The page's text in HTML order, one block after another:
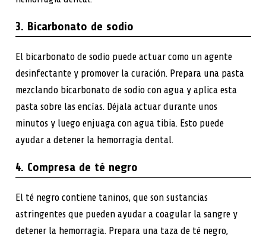
3. Bicarbonato de sodio
El bicarbonato de sodio puede actuar como un agente
desinfectante y promover la curación. Prepara una pasta
mezclando bicarbonato de sodio con agua y aplica esta
pasta sobre las encías. Déjala actuar durante unos
minutos y luego enjuaga con agua tibia. Esto puede
ayudar a detener la hemorragia dental.
4. Compresa de té negro
El té negro contiene taninos, que son sustancias
astringentes que pueden ayudar a coagular la sangre y
detener la hemorragia. Prepara una taza de té negro,